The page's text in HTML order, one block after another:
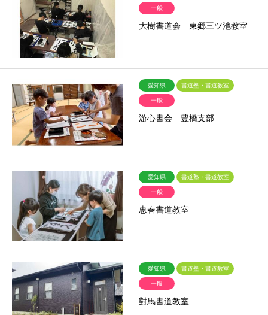
一般
大樹書道会 東郷三ツ池教室
愛知県
書道塾・書道教室
一般
游心書会 豊橋支部
愛知県
書道塾・書道教室
一般
恵春書道教室
愛知県
書道塾・書道教室
一般
對馬書道教室